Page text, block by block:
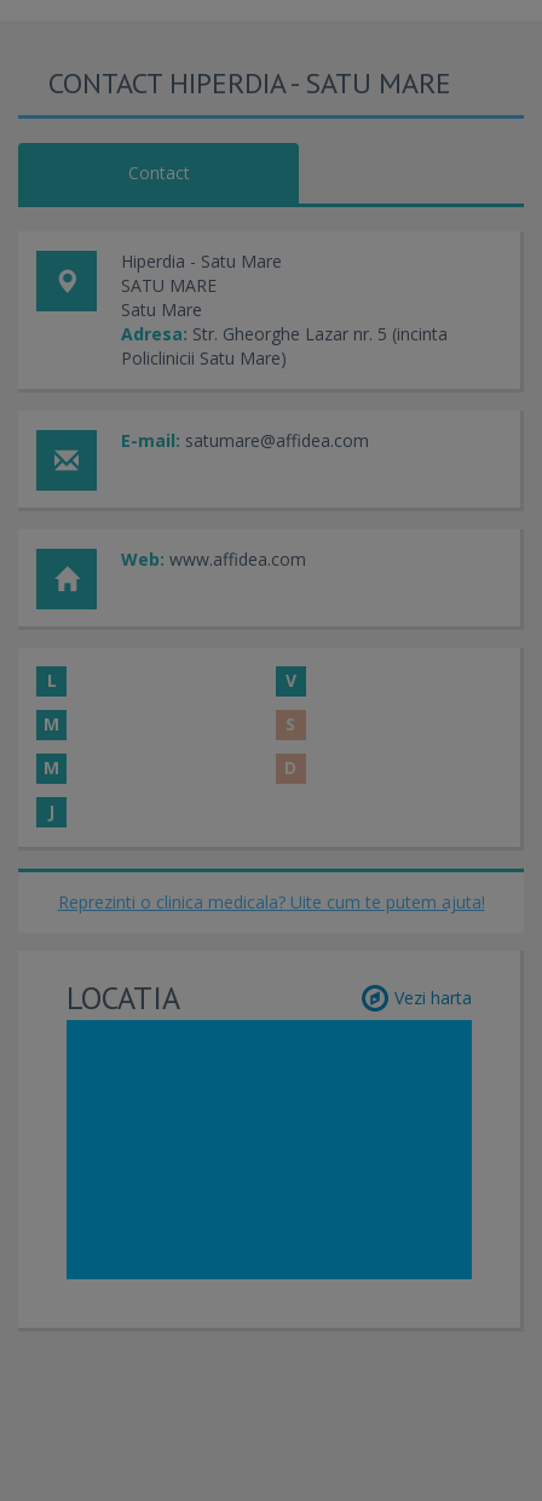
CONTACT HIPERDIA - SATU MARE
Contact
Hiperdia - Satu Mare
SATU MARE
Satu Mare
Adresa: Str. Gheorghe Lazar nr. 5 (incinta
Policlinicii Satu Mare)
E-mail: satumare@affidea.com
Web: www.affidea.com
L
V
M
S
M
D
J
Reprezinti o clinica medicala? Uite cum te putem ajuta!
LOCATIA Vezi harta